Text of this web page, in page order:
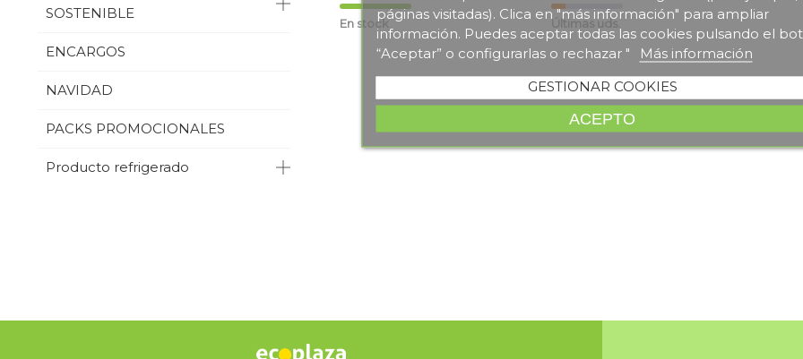
páginas visitadas). Clica en "más información" para ampliar
información. Puedes aceptar todas las cookies pulsando el
“Aceptar” o configurarlas o rechazar "
Más información
GESTIONAR COOKIES
ACEPTO
SOSTENIBLE
ENCARGOS
NAVIDAD
PACKS PROMOCIONALES
Producto refrigerado
En stock Últimas uds.